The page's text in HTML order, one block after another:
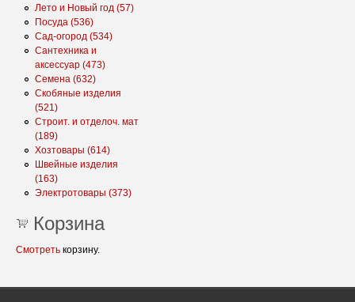
Лето и Новый год (57)
Посуда (536)
Сад-огород (534)
Сантехника и
аксессуар (473)
Семена (632)
Скобяные изделия
(521)
Строит. и отделоч. мат
(189)
Хозтовары (614)
Швейные изделия
(163)
Электротовары (373)
Корзина
Смотреть корзину.